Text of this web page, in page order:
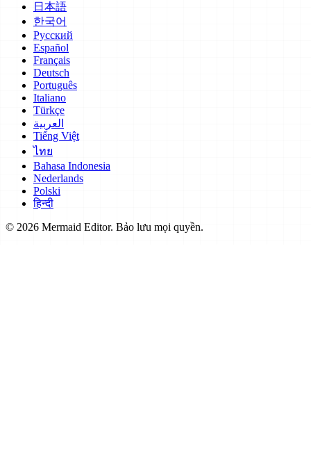
日本語
한국어
Русский
Español
Français
Deutsch
Português
Italiano
Türkçe
العربية
Tiếng Việt
ไทย
Bahasa Indonesia
Nederlands
Polski
हिन्दी
© 2026 Mermaid Editor. Bảo lưu mọi quyền.